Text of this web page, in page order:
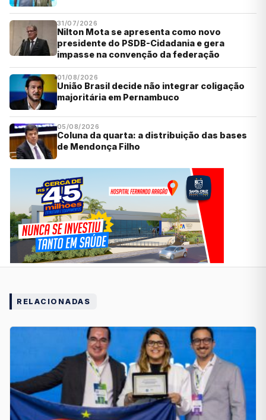
31/07/2026
Nilton Mota se apresenta como novo
presidente do PSDB-Cidadania e gera
impasse na convenção da federação
01/08/2026
União Brasil decide não integrar coligação
majoritária em Pernambuco
05/08/2026
Coluna da quarta: a distribuição das bases
de Mendonça Filho
RELACIONADAS